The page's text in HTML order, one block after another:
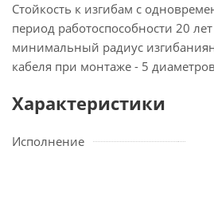
Стойкость к изгибам с
период работоспособности 20 лет
минимальный радиус
кабеля при монтаже - 5 диаметров
Характеристики
Исполнение